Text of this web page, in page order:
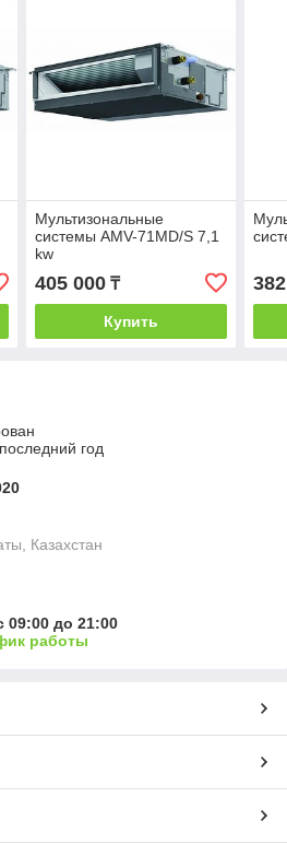
Мультизональные
системы AMV-71MD/S 7,1
kw
405 000₸
Купить
год
Казахстан
09:00 до 21:00
работы